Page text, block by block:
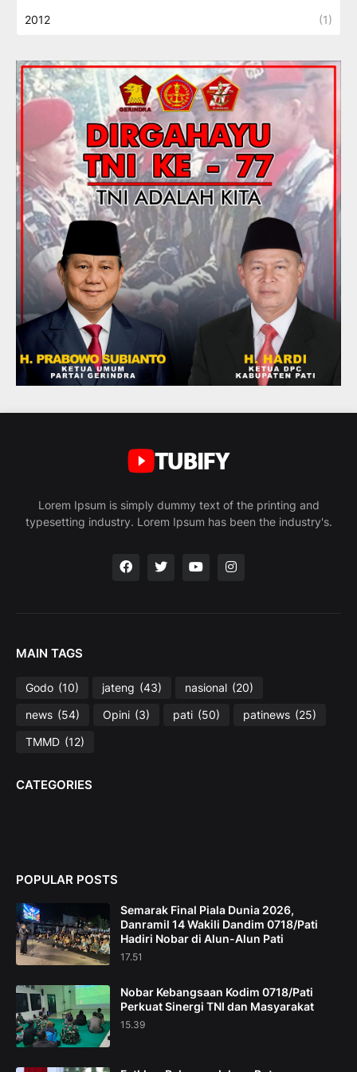
2012 (1)
Lorem Ipsum is simply dummy text of the printing and
typesetting industry. Lorem Ipsum has been the industry's.
MAIN TAGS
Godo (10) jateng (43) nasional (20)
news (54) Opini (3) pati (50) patinews (25)
TMMD (12)
CATEGORIES
POPULAR POSTS
Semarak Final Piala Dunia 2026,
Danramil 14 Wakili Dandim 0718/Pati
Hadiri Nobar di Alun-Alun Pati
17.51
Nobar Kebangsaan Kodim 0718/Pati
Perkuat Sinergi TNI dan Masyarakat
15.39